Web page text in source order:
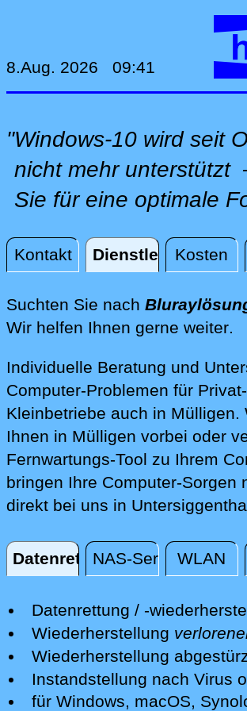
8.Aug. 2026 09:41
"Windows-10 wird seit
nicht mehr
Sie für eine optimale
Kontakt Dienstleistungen
Kosten
Suchten Sie nach
Wir helfen Ihnen gerne weiter.
Individuelle Beratung und
Computer-Problemen für
Kleinbetriebe auch in Mülligen.
Ihnen in Mülligen vorbei oder
Fernwartungs-Tool zu Ihrem
bringen Ihre Computer-Sorgen
direkt bei uns in
DatenrettungNAS-ServerWLAN
Datenrettung
Datenrettung / -
Wir retten Ihre
professionellen Mitteln.
Nach einer ersten
Schadens unterbreiten
Wiederherstellung
Nach einer erfolgreichen
wir Ihre Fotos und andere
neuen Datenträger bereit.
Wiederherstellung
Wir retten
System wieder bootfähig
Instandstellung nach Virus
Wir isolieren die
für Windows, macOS,